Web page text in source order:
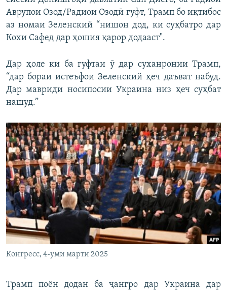
Аврупои Озод/Радиои Озодӣ гуфт, Трамп бо иқтибос
аз номаи Зеленский “нишон дод, ки суҳбатро дар
Кохи Сафед дар ҳошия қарор додааст".
Дар ҳоле ки ба гуфтаи ӯ дар суханронии Трамп,
“дар бораи истеъфои Зеленский ҳеч даъват набуд.
Дар мавриди носипосии Украина низ ҳеч суҳбат
нашуд.”
Конгресс, 4-уми марти 2025
Трамп поён додан ба ҷангро дар Украина дар